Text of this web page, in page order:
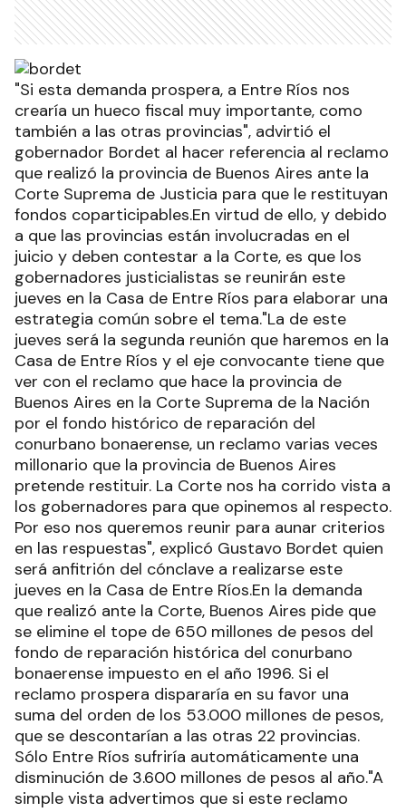
"Si esta demanda prospera, a Entre Ríos nos
crearía un hueco fiscal muy importante, como
también a las otras provincias", advirtió el
gobernador Bordet al hacer referencia al reclamo
que realizó la provincia de Buenos Aires ante la
Corte Suprema de Justicia para que le restituyan
fondos coparticipables.En virtud de ello, y debido
a que las provincias están involucradas en el
juicio y deben contestar a la Corte, es que los
gobernadores justicialistas se reunirán este
jueves en la Casa de Entre Ríos para elaborar una
estrategia común sobre el tema."La de este
jueves será la segunda reunión que haremos en la
Casa de Entre Ríos y el eje convocante tiene que
ver con el reclamo que hace la provincia de
Buenos Aires en la Corte Suprema de la Nación
por el fondo histórico de reparación del
conurbano bonaerense, un reclamo varias veces
millonario que la provincia de Buenos Aires
pretende restituir. La Corte nos ha corrido vista a
los gobernadores para que opinemos al respecto.
Por eso nos queremos reunir para aunar criterios
en las respuestas", explicó Gustavo Bordet quien
será anfitrión del cónclave a realizarse este
jueves en la Casa de Entre Ríos.En la demanda
que realizó ante la Corte, Buenos Aires pide que
se elimine el tope de 650 millones de pesos del
fondo de reparación histórica del conurbano
bonaerense impuesto en el año 1996. Si el
reclamo prospera dispararía en su favor una
suma del orden de los 53.000 millones de pesos,
que se descontarían a las otras 22 provincias.
Sólo Entre Ríos sufriría automáticamente una
disminución de 3.600 millones de pesos al año."A
simple vista advertimos que si este reclamo